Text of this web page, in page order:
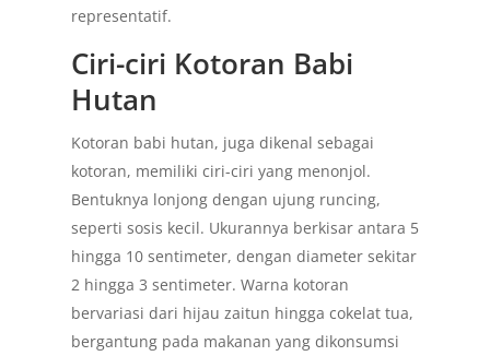
representatif.
Ciri-ciri Kotoran Babi
Hutan
Kotoran babi hutan, juga dikenal sebagai
kotoran, memiliki ciri-ciri yang menonjol.
Bentuknya lonjong dengan ujung runcing,
seperti sosis kecil. Ukurannya berkisar antara 5
hingga 10 sentimeter, dengan diameter sekitar
2 hingga 3 sentimeter. Warna kotoran
bervariasi dari hijau zaitun hingga cokelat tua,
bergantung pada makanan yang dikonsumsi